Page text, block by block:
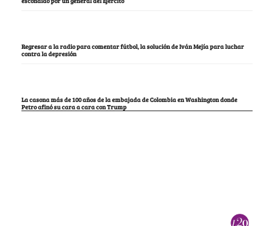
Regresar a la radio para comentar fútbol, la solución de Iván Mejía para luchar
contra la depresión
La casona más de 100 años de la embajada de Colombia en Washington donde
Petro afinó su cara a cara con Trump